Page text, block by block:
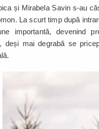
și Mirabela Savin s-au
La scurt timp după
importantă, devenind
deși mai degrabă se